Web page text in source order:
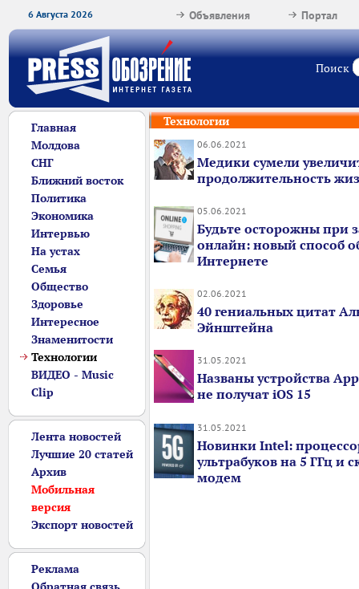
6 Августа 2026 Портал
Объявления
Поиск
Главная
Молдова
СНГ
Ближний восток
Политика
Экономика
Интервью
На устах
Семья
Общество
Здоровье
Интересное
Знаменитости
Технологии
ВИДЕО - Music
Clip
Лента новостей
Лучшие 20 статей
Архив
Мобильная
версия
Экспорт новостей
Реклама
Технологии
06.06.2021
Медики сумели
продолжительность
05.06.2021
Будьте осторожны при
онлайн: новый способ
Интернете
02.06.2021
40 гениальных цитат
Эйнштейна
31.05.2021
Названы устройства
не получат iOS 15
31.05.2021
Новинки Intel:
ультрабуков на 5 ГГц и
модем